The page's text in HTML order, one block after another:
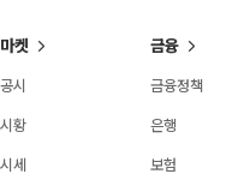
마켓
공시
시황
시세
금융
금융정책
은행
보험